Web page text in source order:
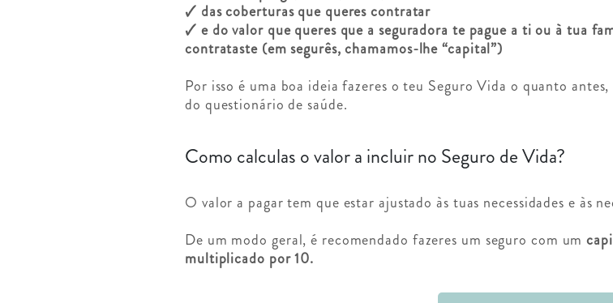
🗸 das coberturas que queres contratar
🗸 e do valor que queres que a seguradora te pague a ti ou à tua
contrataste (em segurês, chamamos-lhe “capital”)
Por isso é uma boa ideia fazeres o teu Seguro Vida o quanto
do questionário de saúde.
Como calculas o valor a incluir no Seguro de Vida?
O valor a pagar tem que estar ajustado às tuas necessidades e às
De um modo geral, é recomendado fazeres um seguro com um
multiplicado por 10.